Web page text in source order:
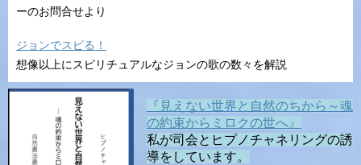
ーのお問合せより
ジョンでスピる！
想像以上にスピリチュアルなジョンの歌の数々を解説
『見えない世界と自然のちから～魂
の約束からミロクの世へ』
私が司会とヒプノチャネリングの誘
導をしています。